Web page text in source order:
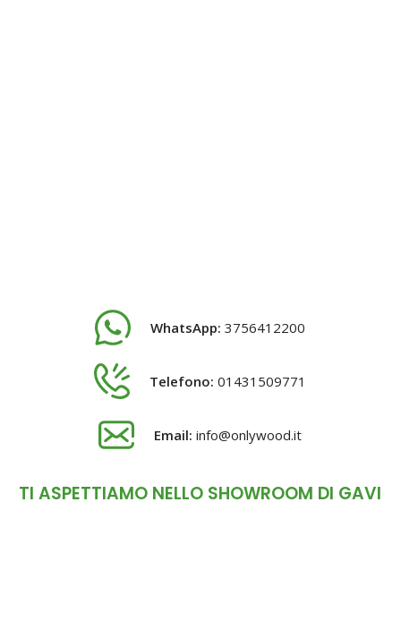
WhatsApp: 3756412200
Telefono: 01431509771
Email: info@onlywood.it
TI ASPETTIAMO NELLO SHOWROOM DI GAVI